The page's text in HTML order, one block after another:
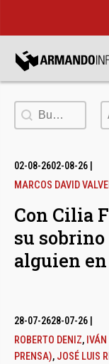
Buscar
02-08-2602-08-26
MARCOS DAVID
Con Cilia
su
alguien
28-07-2628-07-26
ROBERTO DENIZ,
PRENSA), JOSÉ LUIS